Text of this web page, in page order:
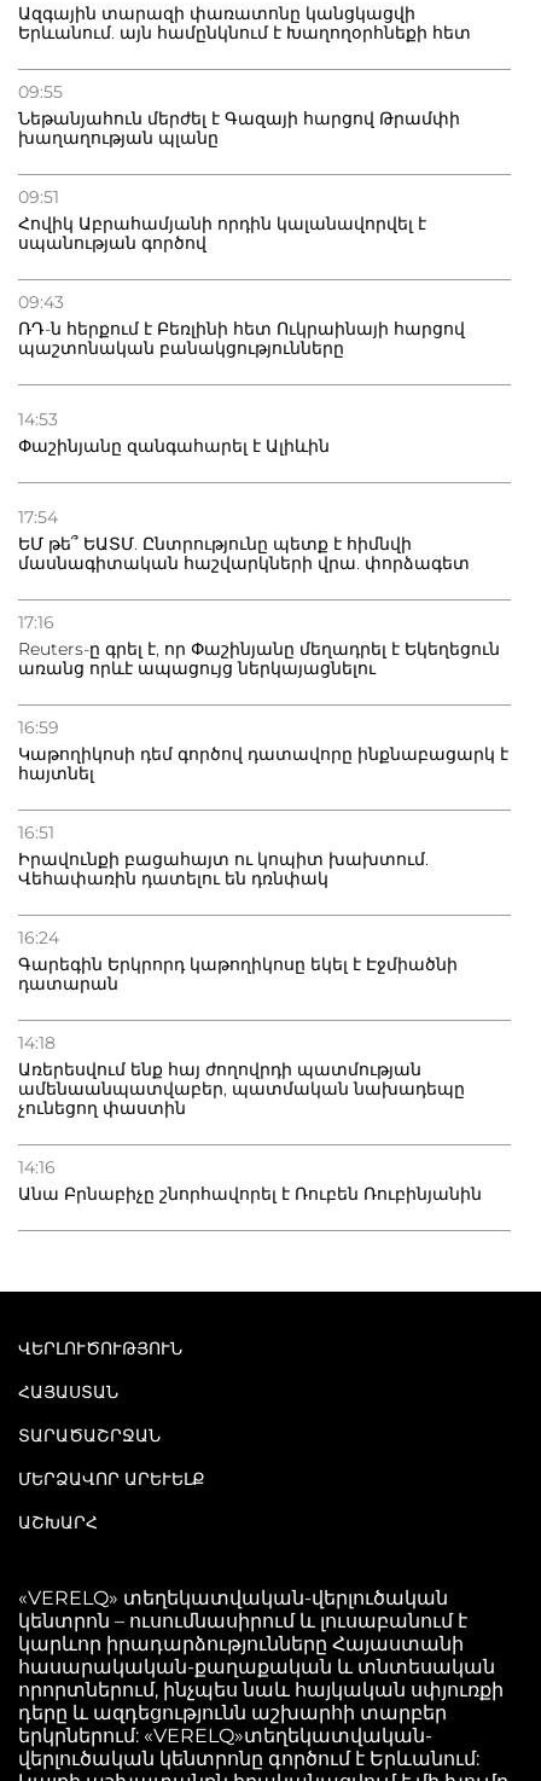
Ազգային տարազի փառատոնը կանցկացվի
Երևանում. այն համընկնում է Խաղողօրհնեքի հետ
09:55
Նեթանյահուն մերժել է Գազայի հարցով Թրամփի
խաղաղության պլանը
09:51
Հովիկ Աբրահամյանի որդին կալանավորվել է
սպանության գործով
09:43
ՌԴ-ն հերքում է Բեռլինի հետ Ուկրաինայի հարցով
պաշտոնական բանակցությունները
14:53
Փաշինյանը զանգահարել է Ալիևին
17:54
ԵՄ թե՞ ԵԱՏՄ. Ընտրությունը պետք է հիմնվի
մասնագիտական հաշվարկների վրա. փորձագետ
17:16
Reuters-ը գրել է, որ Փաշինյանը մեղադրել է Եկեղեցուն
առանց որևէ ապացույց ներկայացնելու
16:59
Կաթողիկոսի դեմ գործով դատավորը ինքնաբացարկ է
հայտնել
16:51
Իրավունքի բացահայտ ու կոպիտ խախտում.
Վեհափառին դատելու են դռնփակ
16:24
Գարեգին Երկրորդ կաթողիկոսը եկել է Էջմիածնի
դատարան
14:18
Առերեսվում ենք հայ ժողովրդի պատմության
ամենաանպատվաբեր, պատմական նախադեպը
չունեցող փաստին
14:16
Անա Բրնաբիչը շնորհավորել է Ռուբեն Ռուբինյանին
ՎԵՐԼՈՒԾՈՒԹՅՈՒՆ
ՀԱՅԱՍՏԱՆ
ՏԱՐԱԾԱՇՐՋԱՆ
ՄԵՐՁԱՎՈՐ ԱՐԵՒԵԼՔ
ԱՇԽԱՐՀ
«VERELQ» տեղեկատվական-վերլուծական
կենտրոն – ուսումնասիրում և լուսաբանում է
կարևոր իրադարձությունները Հայաստանի
հասարակական-քաղաքական և տնտեսական
որորտներում, ինչպես նաև հայկական սփյուռքի
դերը և ազդեցությունն աշխարհի տարբեր
երկրներում: «VERELQ»տեղեկատվական-
վերլուծական կենտրոնը գործում է Երևանում: